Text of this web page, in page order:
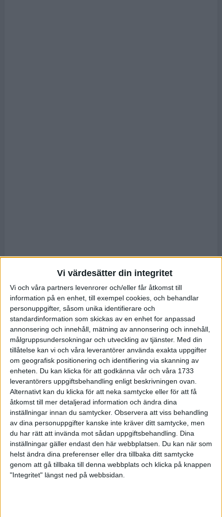
Vi värdesätter din integritet
Vi och våra partners levenrorer och/eller får åtkomst till
information på en enhet, till exempel cookies, och behandlar
personuppgifter, såsom unika identifierare och
standardinformation som skickas av en enhet for anpassad
annonsering och innehåll, mätning av annonsering och innehåll,
målgruppsundersokningar och utveckling av tjänster. Med din
tillåtelse kan vi och våra leverantörer använda exakta uppgifter
om geografisk positionering och identifiering via skanning av
enheten. Du kan klicka för att godkänna vår och våra 1733
leverantörers uppgiftsbehandling enligt beskrivningen ovan.
Alternativt kan du klicka för att neka samtycke eller för att få
åtkomst till mer detaljerad information och ändra dina
inställningar innan du samtycker. Observera att viss behandling
av dina personuppgifter kanske inte kräver ditt samtycke, men
du har rätt att invända mot sådan uppgiftsbehandling. Dina
inställningar gäller endast den här webbplatsen. Du kan när som
helst ändra dina preferenser eller dra tillbaka ditt samtycke
genom att gå tillbaka till denna webbplats och klicka på knappen
"Integritet" längst ned på webbsidan.